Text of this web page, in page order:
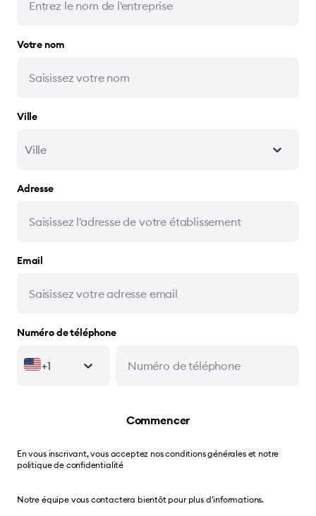
Votre nom
Ville
Ville
Adresse
Email
Numéro de téléphone
+1
Commencer
En vous inscrivant, vous acceptez nosconditions généraleset notre
politique de confidentialité
Notre équipe vous contactera bientôt pour plus d'informations.